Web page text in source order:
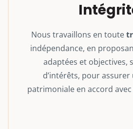
Nous travaillons en toute
indépendance, en
adaptées et objectives,
d’intérêts, pour assurer
patrimoniale en accord